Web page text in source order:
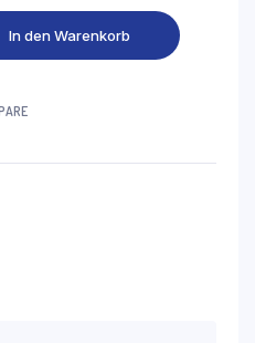
In den Warenkorb